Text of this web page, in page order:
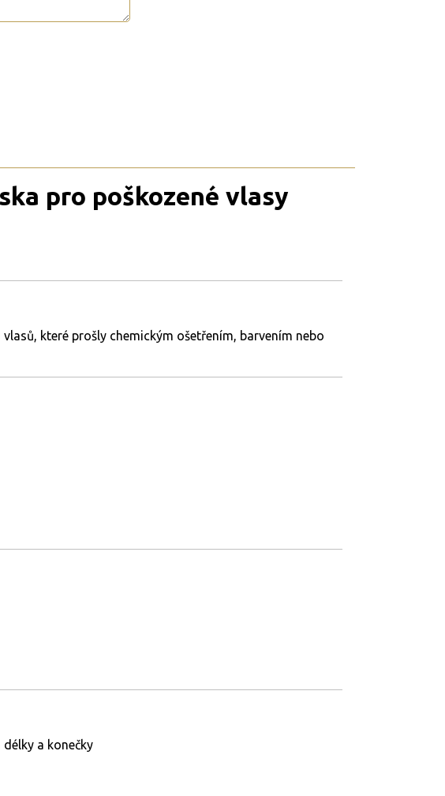
pro poškozené vlasy
které prošly chemickým ošetřením, barvením nebo
a konečky